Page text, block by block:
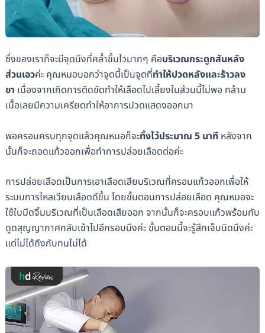
ซึ่งของเราก็จะมีจุดนึงที่คล้ำขึ้นไวมากๆ คือบริเวณกระดูกสันหลัง
ส่วนเอวค่ะ คุณหมอบอกว่าจุดนี้เป็นจุดที่ทำให้ปวดหลังและร้าวลง
ขา เนื่องจากเกิดการติดขัดทำให้เลือดไปเลี้ยงในส่วนนี้ไม่พอ กล้าม
เนื้อเลยมีความเครียดทำให้อาการปวดแสดงออกมา
พอครอบครบทุกจุดแล้วคุณหมอก็จะทิ้งไว้ประมาณ 5 นาทีหลังจาก
นั้นก็จะถอดแก้วออกเพื่อทำการปล่อยเลือดต่อค่ะ
การปล่อยเลือดเป็นการเอาเลือดเสียบริเวณที่ครอบแก้วออกเพื่อให้
ระบบการไหลเวียนเลือดดีขึ้น โดยขั้นตอนการปล่อยเลือด คุณหมอจะ
ใช้ใบมีดจิ้มบริเวณที่เป็นเลือดเสียออก จากนั้นก็จะครอบแก้วพร้อมกับ
ดูดสุญญากาศกลับเข้าไปอีกรอบนึงค่ะ ขั้นตอนนี้จะรู้สึกเจ็บนิดนึงค่ะ
แต่ไม่ได้ถึงกับทนไม่ได้